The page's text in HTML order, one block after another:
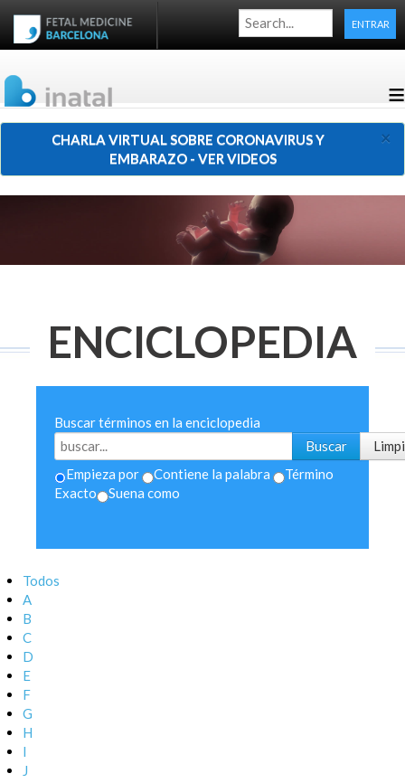
≡
ENTRAR
×
CHARLA VIRTUAL SOBRE CORONAVIRUS Y
EMBARAZO - VER VIDEOS
ENCICLOPEDIA
Buscar términos en la enciclopedia
Empieza por Contiene la palabra
Término
Exacto
Suena como
Todos
A
B
C
D
E
F
G
H
I
J